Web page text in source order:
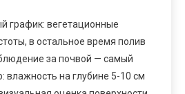
график: вегетационные
в остальное время полив
за почвой — самый
влажность на глубине 5-10 см